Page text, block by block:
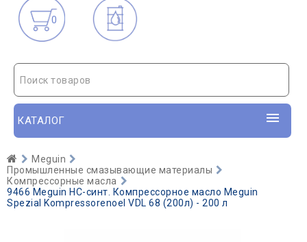
0
Поиск товаров
КАТАЛОГ
Meguin
Промышленные смазывающие материалы
Компрессорные масла
9466 Meguin НС-синт. Компрессорное масло Meguin
Spezial Kompressorenoel VDL 68 (200л) - 200 л